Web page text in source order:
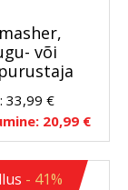
või
33,99 €
20,99 €
- 41%